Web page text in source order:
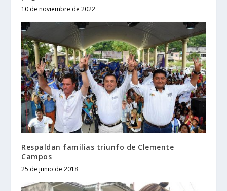
10 de noviembre de 2022
Respaldan familias triunfo de Clemente
Campos
25 de junio de 2018